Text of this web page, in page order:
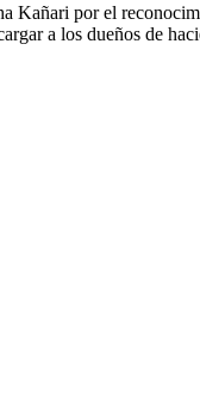
Kañari por el
a los dueños de